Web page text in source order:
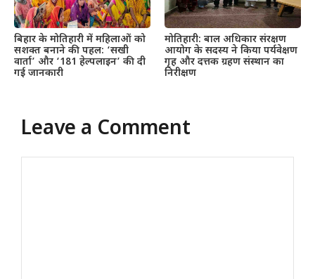
बिहार के मोतिहारी में महिलाओं को
सशक्त बनाने की पहल: ‘सखी
वार्ता’ और ‘181 हेल्पलाइन’ की दी
गई जानकारी
मोतिहारी: बाल अधिकार संरक्षण
आयोग के सदस्य ने किया पर्यवेक्षण
गृह और दत्तक ग्रहण संस्थान का
निरीक्षण
Leave a Comment